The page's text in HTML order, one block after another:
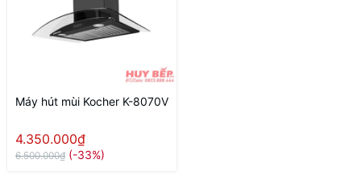
Máy hút mùi Kocher K-8070V
4.350.000₫
6.500.000₫ (-33%)